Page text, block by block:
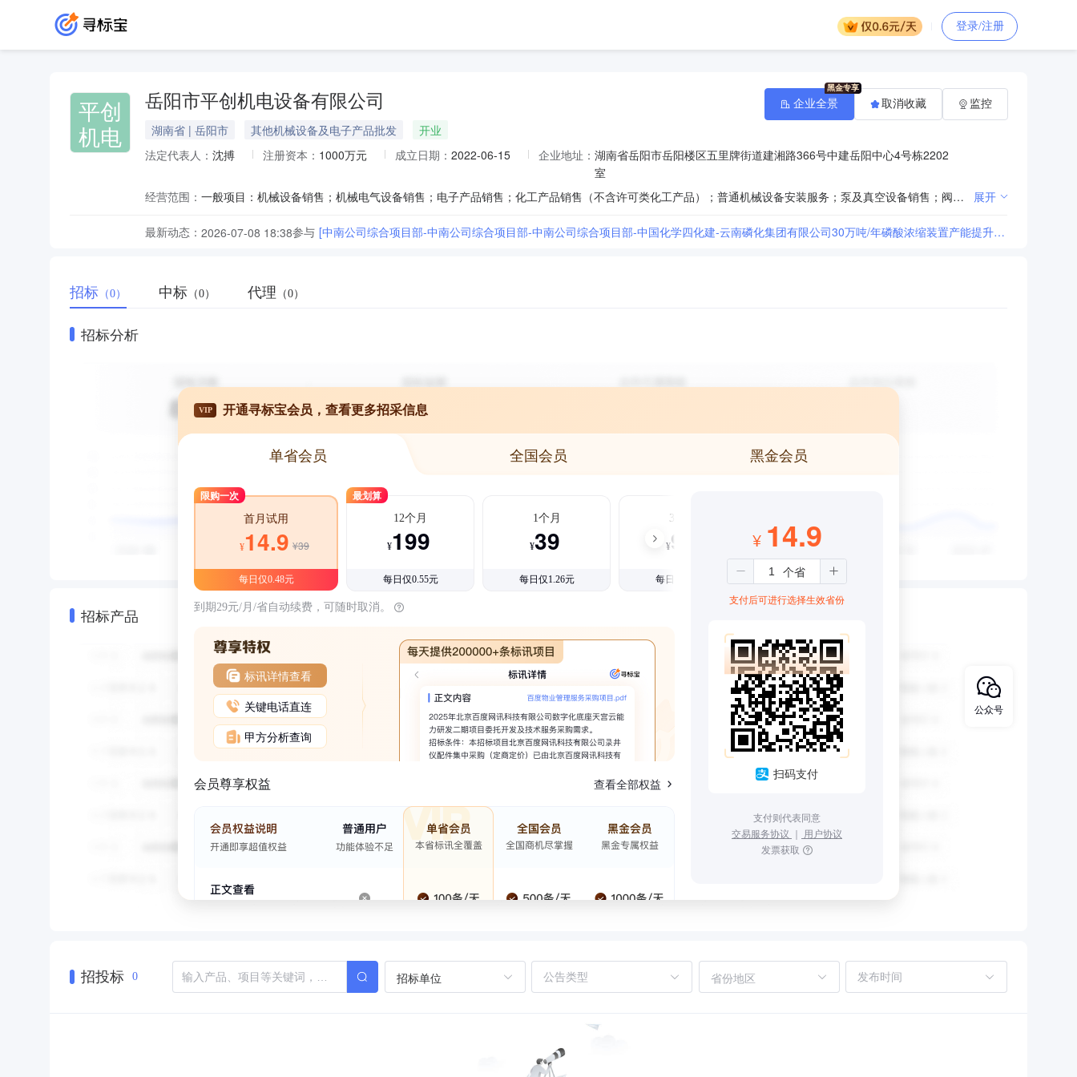
登录/注册
平创
机电
岳阳市平创机电设备有限公司
湖南省 | 岳阳市 其他机械设备及电子产品批发
开业
法定代表人： 沈搏 注册资本： 1000万元 成立日期： 2022-06-15 企业地址： 湖南省岳阳市岳阳楼区五里牌街道建湘路366号中建岳阳中心4号栋2202
室
经营范围：
一般项目：机械设备销售；机械电气设备销售；电子产品销售；化工产品销售（不含许可类化工产品）；普通机械设备安装服务；泵及真空设备销售；阀门和旋塞销售；管道运输设备销售；五金产品批发；金属材料销售；橡胶制品销售；建筑材料销售；机械设备租赁；水泥制品销售；木材销售；租赁服务（不含许可类租赁服务）（除依法须经批准的项目外，凭营业执照依法自主开展经营活动） 展开
最新动态： 2026-07-08 18:38参与 [中南公司综合项目部-中南公司综合项目部-中南公司综合项目部-中国化学四化建-云南磷化集团有限公司30万吨/年磷酸浓缩装置产能提升项目-混凝土-采购方案成交公告]
企业全景 取消收藏 监控
招标 （0） 中标 （0） 代理 （0）
招标分析
招标产品
VIP 开通寻标宝会员，查看更多招采信息
单省会员 全国会员 黑金会员
限购一次
首月试用
¥14.9 ¥39
每日仅0.48元
最划算
12个月
¥199
每日仅0.55元
1个月
¥39
每日仅1.26元
3个月
¥99
每日仅1.08元
到期29元/月/省自动续费，可随时取消。
标讯详情查看
关键电话直连
甲方分析查询
会员尊享权益 查看全部权益
¥ 14.9
支付后可进行选择生效省份
扫码支付
支付则代表同意
交易服务协议 ｜ 用户协议
发票获取
招投标 0 招标单位 省份地区
公众号